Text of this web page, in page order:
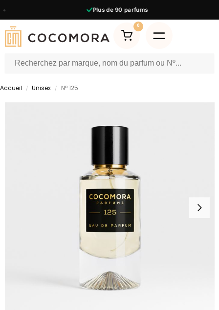
Plus de90parfums
0
Accueil / Unisex / Nº 125